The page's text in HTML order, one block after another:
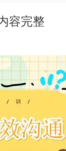
容完整